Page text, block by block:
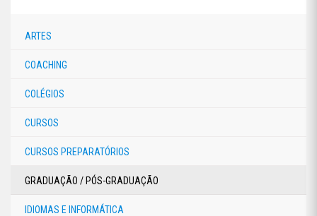
ARTES
COACHING
COLÉGIOS
CURSOS
CURSOS PREPARATÓRIOS
GRADUAÇÃO / PÓS-GRADUAÇÃO
IDIOMAS E INFORMÁTICA